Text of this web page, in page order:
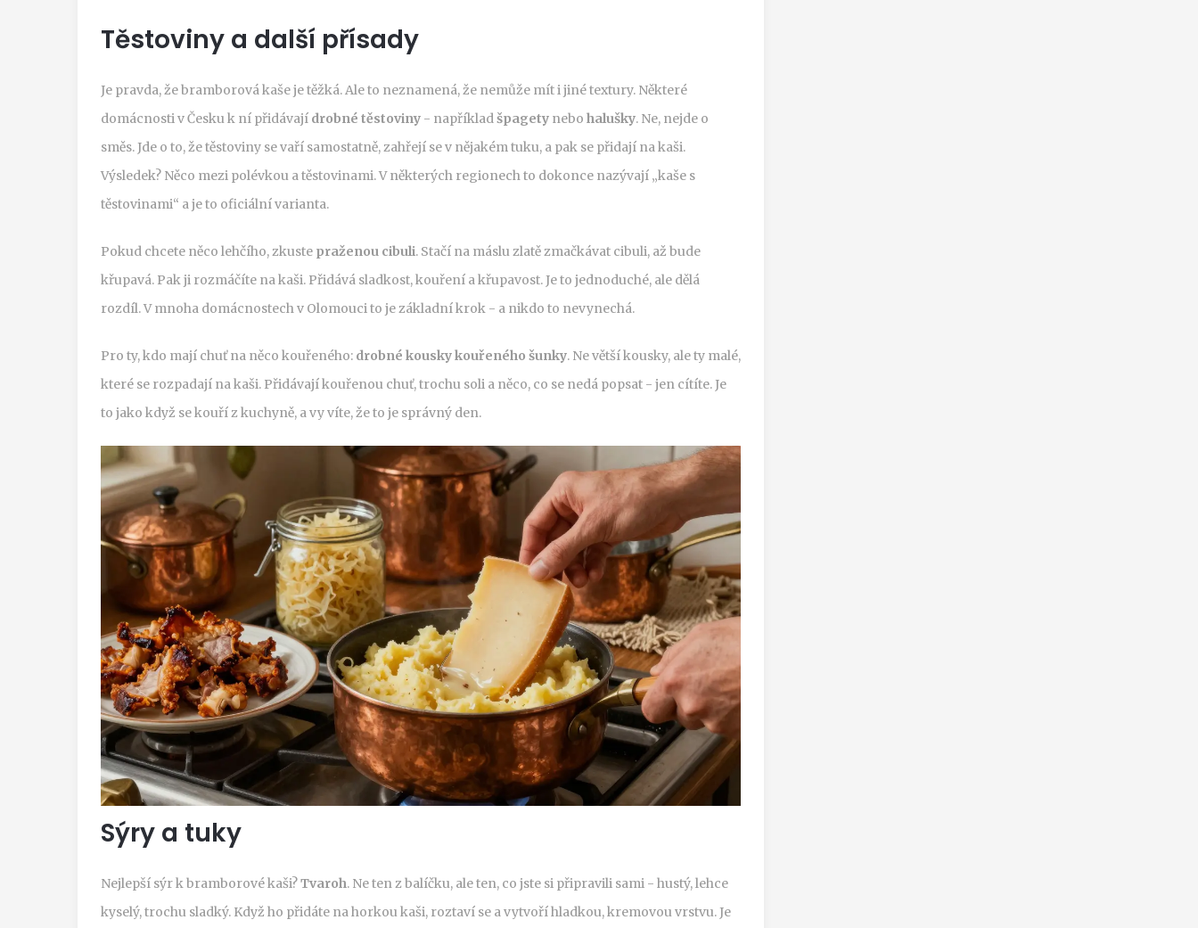
Těstoviny a další přísady
Je pravda, že bramborová kaše je těžká. Ale to neznamená, že nemůže mít i jiné textury. Některé
domácnosti v Česku k ní přidávají drobné těstoviny - napříkladšpagety nebo halušky. Ne, nejde o
směs. Jde o to, že těstoviny se vaří samostatně, zahřejí se v nějakém tuku, a pak se přidají na kaši.
Výsledek? Něco mezi polévkou a těstovinami. V některých regionech to dokonce nazývají „kaše s
těstovinami“ a je to oficiální varianta.
Pokud chcete něco lehčího, zkuste praženou cibuli. Stačí na máslu zlatě zmačkávat cibuli, až bude
křupavá. Pak ji rozmáčíte na kaši. Přidává sladkost, kouření a křupavost. Je to jednoduché, ale dělá
rozdíl. V mnoha domácnostech v Olomouci to je základní krok - a nikdo to nevynechá.
Pro ty, kdo mají chuť na něco kouřeného: drobné kousky kouřeného šunky. Ne větší kousky, ale ty malé,
které se rozpadají na kaši. Přidávají kouřenou chuť, trochu soli a něco, co se nedá popsat - jen cítíte. Je
to jako když se kouří z kuchyně, a vy víte, že to je správný den.
Sýry a tuky
Nejlepší sýr k bramborové kaši?Tvaroh. Ne ten z balíčku, ale ten, co jste si připravili sami - hustý, lehce
kyselý, trochu sladký. Když ho přidáte na horkou kaši, roztaví se a vytvoří hladkou, kremovou vrstvu. Je